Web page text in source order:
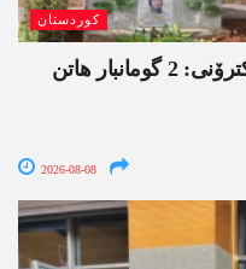
کوردستان
ل ئامەدێ ئۆپەراسیۆنا تاوانێن ئەلکترۆنی: 2 گومانبار ھاتن
2026-08-08